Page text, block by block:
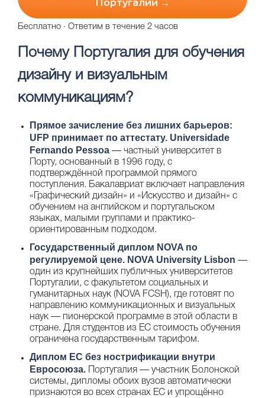
Португалии →
Бесплатно · Ответим в течение 2 часов
Почему Португалия для обучения
дизайну и визуальным
коммуникациям?
Прямое зачисление без лишних барьеров:
UFP принимает по аттестату. Universidade
Fernando Pessoa — частный университет в
Порту, основанный в 1996 году, с
подтверждённой программой прямого
поступления. Бакалавриат включает направления
«Графический дизайн» и «Искусство и дизайн» с
обучением на английском и португальском
языках, малыми группами и практико-
ориентированным подходом.
Государственный диплом NOVA по
регулируемой цене. NOVA University Lisbon —
один из крупнейших публичных университетов
Португалии, с факультетом социальных и
гуманитарных наук (NOVA FCSH), где готовят по
направлению коммуникационных и визуальных
наук — пионерской программе в этой области в
стране. Для студентов из ЕС стоимость обучения
ограничена государственным тарифом.
Диплом ЕС без нострификации внутри
Евросоюза. Португалия — участник Болонской
системы, дипломы обоих вузов автоматически
признаются во всех странах ЕС и упрощённо